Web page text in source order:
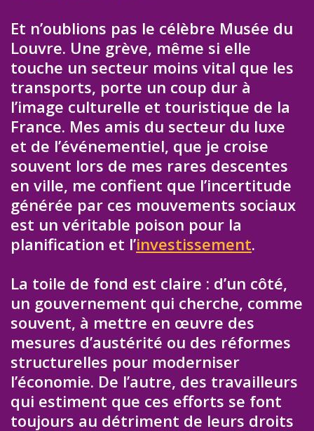
Et n’oublions pas le célèbre Musée du
Louvre. Une grève, même si elle
touche un secteur moins vital que les
transports, porte un coup dur à
l’image culturelle et touristique de la
France. Mes amis du secteur du luxe
et de l’événementiel, que je croise
souvent lors de mes rares descentes
en ville, me confient que l’incertitude
générée par ces mouvements sociaux
est un véritable poison pour la
planification et l’investissement.
La toile de fond est claire : d’un côté,
un gouvernement qui cherche, comme
souvent, à mettre en œuvre des
mesures d’austérité ou des réformes
structurelles pour moderniser
l’économie. De l’autre, des travailleurs
qui estiment que ces efforts se font
toujours au détriment de leurs droits